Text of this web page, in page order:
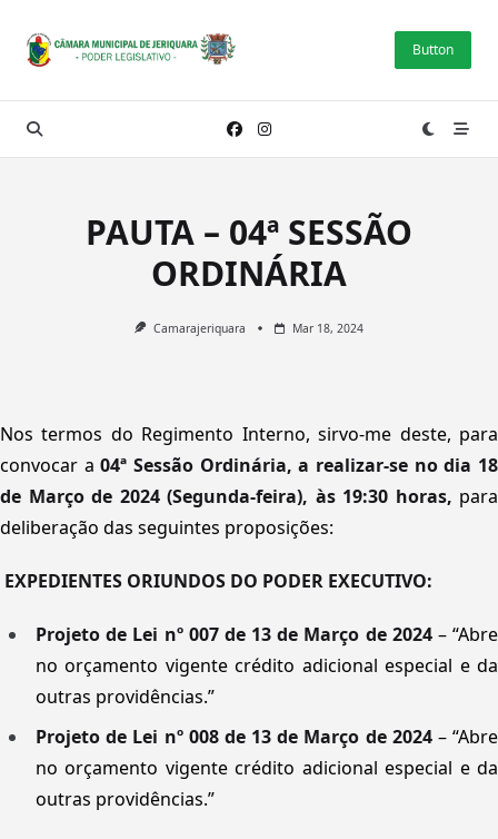
content
Button
PAUTA – 04ª SESSÃO
ORDINÁRIA
Camarajeriquara Mar 18, 2024
Nos termos do Regimento Interno, sirvo-me deste, para
convocar a 04ª Sessão Ordinária, a realizar-se no dia 18
de Março de 2024 (Segunda-feira), às 19:30 horas, para
deliberação das seguintes proposições:
EXPEDIENTES ORIUNDOS DO PODER EXECUTIVO:
Projeto de Lei nº 007 de 13 de Março de 2024– “Abre
no orçamento vigente crédito adicional especial e da
outras providências.”
Projeto de Lei nº 008 de 13 de Março de 2024 – “Abre
no orçamento vigente crédito adicional especial e da
outras providências.”